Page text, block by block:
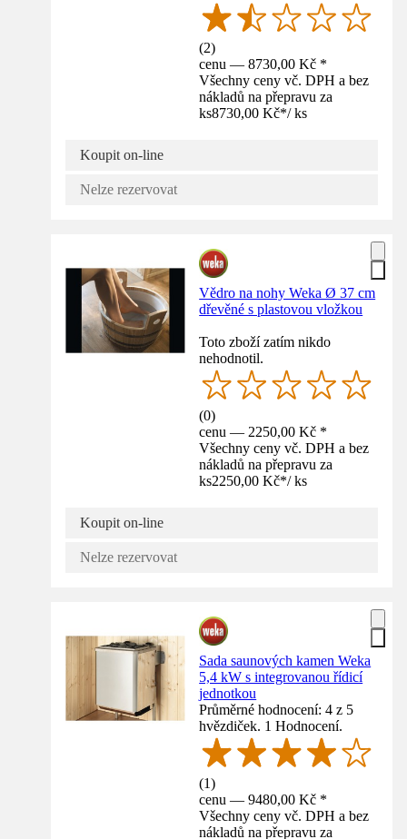
(2)
cenu — 8730,00 Kč *
Všechny ceny vč. DPH a bez
nákladů na přepravu za
ks8730,00 Kč*/ ks
Koupit on-line
Nelze rezervovat
Vědro na nohy Weka Ø 37 cm
dřevěné s plastovou vložkou
Toto zboží zatím nikdo
nehodnotil.
(0)
cenu — 2250,00 Kč *
Všechny ceny vč. DPH a bez
nákladů na přepravu za
ks2250,00 Kč*/ ks
Koupit on-line
Nelze rezervovat
Sada saunových kamen Weka
5,4 kW s integrovanou řídicí
jednotkou
Průměrné hodnocení: 4 z 5
hvězdiček. 1 Hodnocení.
(1)
cenu — 9480,00 Kč *
Všechny ceny vč. DPH a bez
nákladů na přepravu za